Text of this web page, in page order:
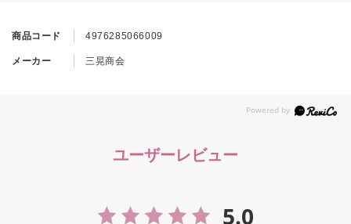
商品コード 4976285066009
メーカー 三晃商会
ユーザーレビュー
5.0